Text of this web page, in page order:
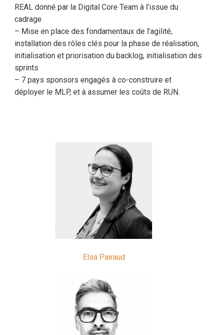
REAL donné par la Digital Core Team à l’issue du
cadrage
– Mise en place des fondamentaux de l’agilité,
installation des rôles clés pour la phase de réalisation,
initialisation et priorisation du backlog, initialisation des
sprints
– 7 pays sponsors engagés à co-construire et
déployer le MLP, et à assumer les coûts de RUN.
Elsa Pairaud